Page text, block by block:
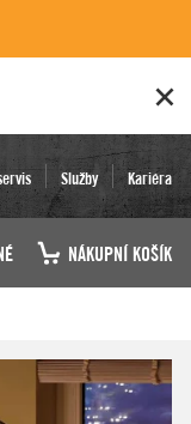
Služby Kariéra
NÁKUPNÍ KOŠÍK